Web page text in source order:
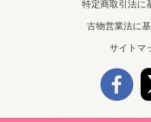
特定商取引法に
古物営業法に
サイトマ